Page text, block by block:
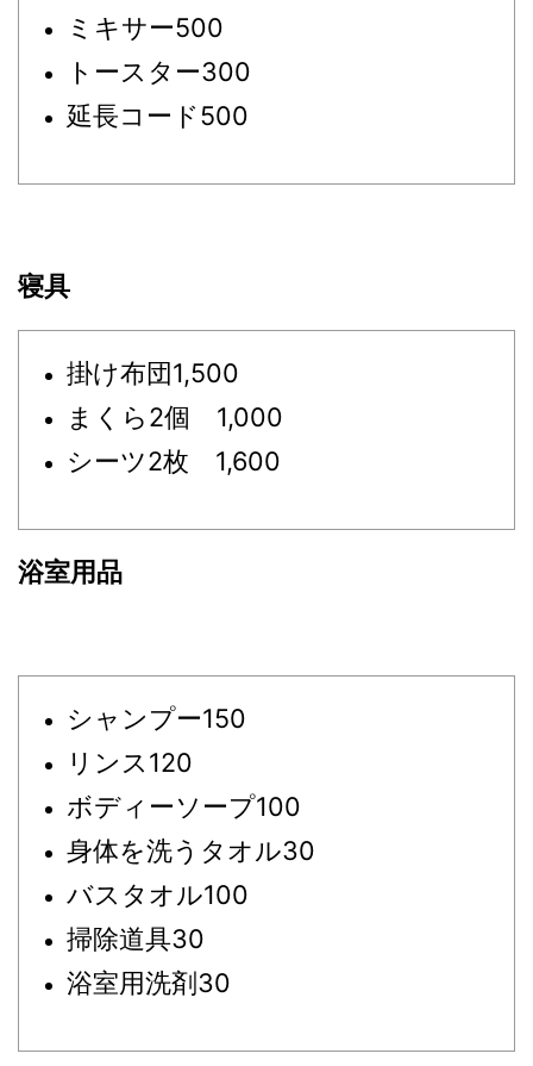
ミキサー500
トースター300
延長コード500
寝具
掛け布団1,500
まくら2個 1,000
シーツ2枚 1,600
浴室用品
シャンプー150
リンス120
ボディーソープ100
身体を洗うタオル30
バスタオル100
掃除道具30
浴室用洗剤30